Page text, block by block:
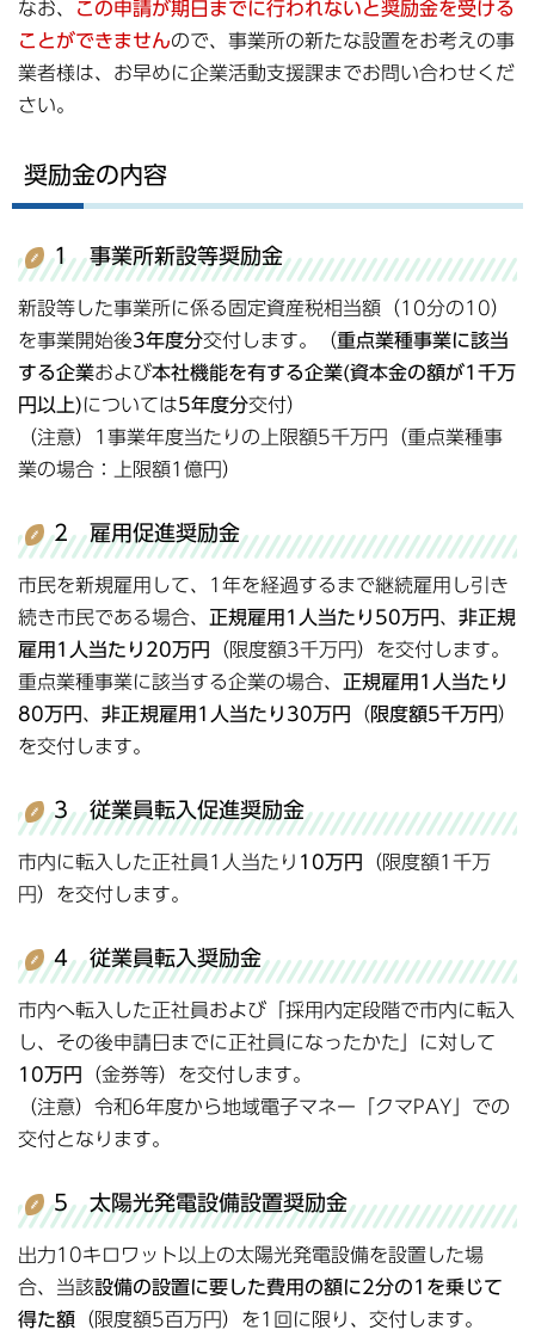
なお、
この申請が期日までに行われないと奨励金を受ける
ことができませんので、事業所の新たな設置をお考えの事
業者様は、お早めに企業活動支援課までお問い合わせくだ
さい。
奨励金の内容
1 事業所新設等奨励金
新設等した事業所に係る固定資産税相当額（10分の10）
を事業開始後3年度分交付します。（重点業種事業に該当
する企業および本社機能を有する企業(資本金の額が1千万
円以上)については5年度分交付）
（注意）1事業年度当たりの上限額5千万円（重点業種事
業の場合：上限額1億円）
2 雇用促進奨励金
市民を新規雇用して、1年を経過するまで継続雇用し引き
続き市民である場合、 正規雇用1人当たり50万円、 非正規
雇用1人当たり20万円
（限度額3千万円）を交付します。
重点業種事業に該当する企業の場合、 正規雇用1人当たり
80万円、 非正規雇用1人当たり30万円 （限度額5千万円）
を交付します。
3 従業員転入促進奨励金
市内に転入した正社員1人当たり 10万円
（限度額1千万
円）を交付します。
4 従業員転入奨励金
市内へ転入した正社員および「採用内定段階で市内に転入
し、その後申請日までに正社員になったかた」に対して
10万円
（金券等）を交付します。
（注意）令和6年度から地域電子マネー「クマPAY」での
交付となります。
5 太陽光発電設備設置奨励金
出力10キロワット以上の太陽光発電設備を設置した場
合、当該設備の設置に要した費用の額に2分の1を乗じて
得た額 （限度額5百万円）を1回に限り、交付します。